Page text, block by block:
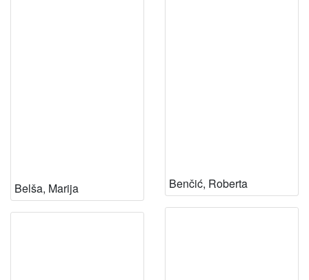
Belša, Marija Benčić, Roberta